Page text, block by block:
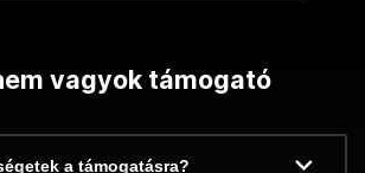
vagyok támogató
a támogatásra?